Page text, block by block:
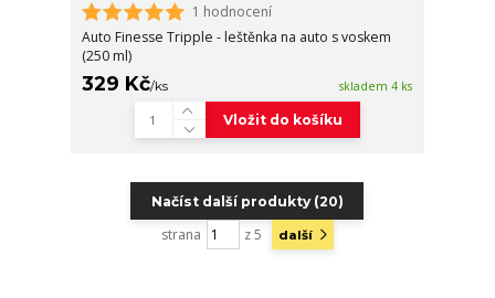
1 hodnocení
Auto Finesse Tripple - leštěnka na auto s voskem
(250 ml)
329 Kč/ks skladem 4 ks
Vložit do košíku
Načíst další produkty (20)
strana z 5 další